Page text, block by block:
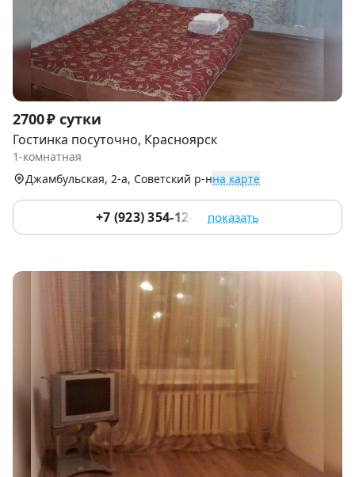
Item
1
of
2700 ₽ сутки
Гостинка посуточно, Красноярск
1-комнатная
Джамбульская, 2-а, Советский р-нна карте
+7 (923) 354-12-51 показать